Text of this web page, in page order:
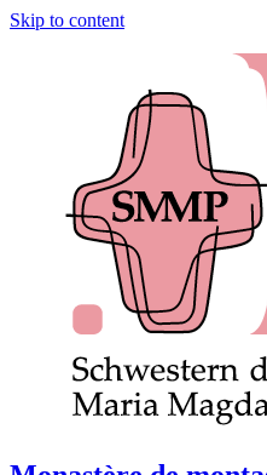
Skip to content